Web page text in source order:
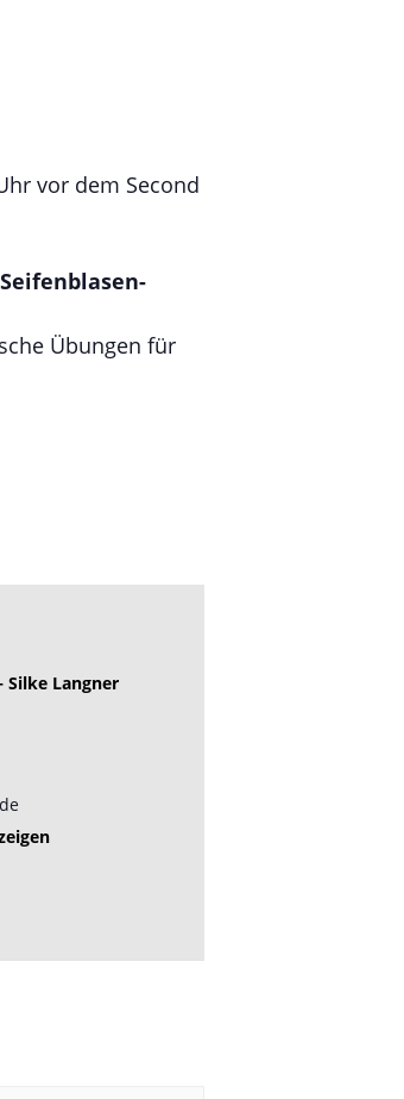
vor dem Second
Seifenblasen-
Übungen für
Silke Langner